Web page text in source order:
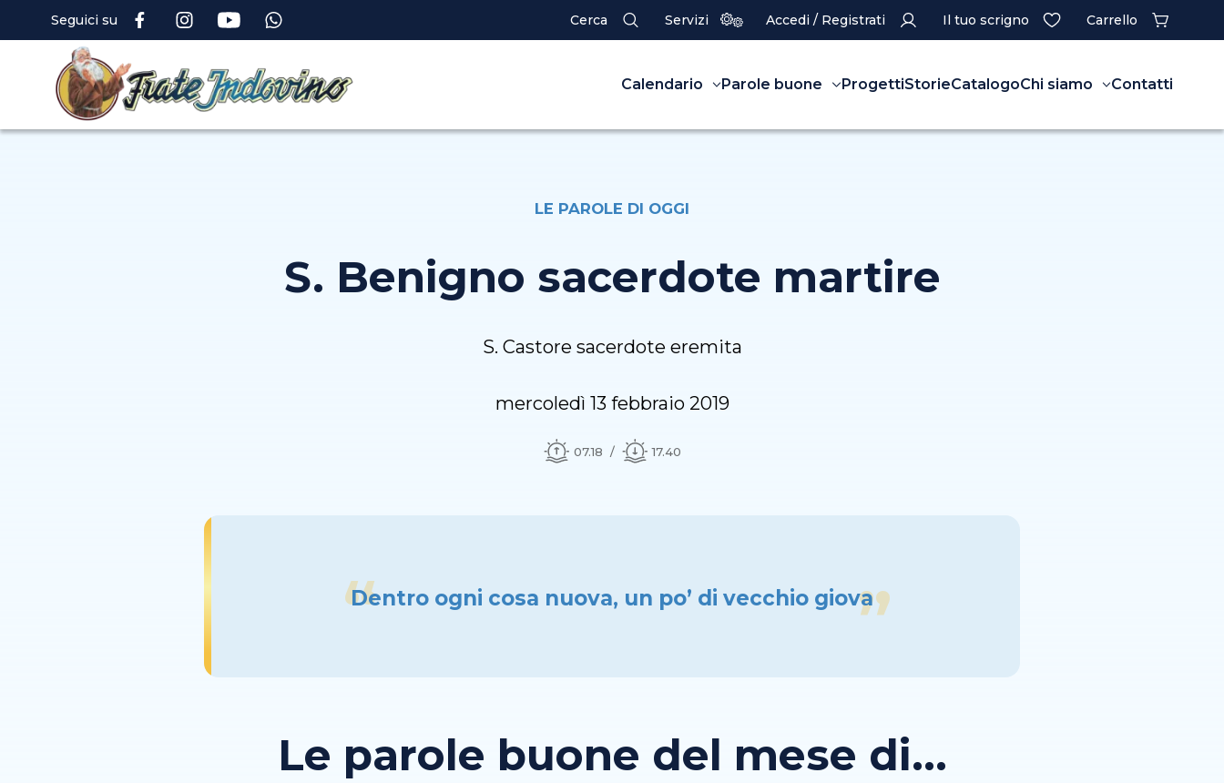
Seguici su Cerca Servizi Accedi / Registrati Il tuo scrigno Carrello
Calendario Parole buone ProgettiStorieCatalogoChi siamo Contatti
LE PAROLE DI OGGI
S. Benigno sacerdote martire
S. Castore sacerdote eremita
mercoledì 13 febbraio 2019
07.18 17.40
Dentro ogni cosa nuova, un po’ di vecchio giova
Le parole buone del mese di...